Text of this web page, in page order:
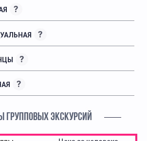
?
?
?
?
ГРУППОВЫХ ЭКСКУРСИЙ